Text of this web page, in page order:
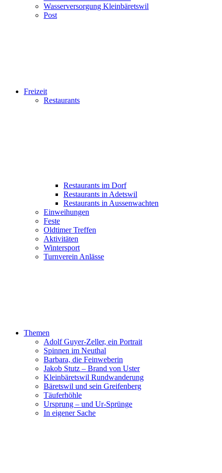
Wasserversorgung Kleinbäretswil
Post
Freizeit
Restaurants
Restaurants im Dorf
Restaurants in Adetswil
Restaurants in Aussenwachten
Einweihungen
Feste
Oldtimer Treffen
Aktivitäten
Wintersport
Turnverein Anlässe
Themen
Adolf Guyer-Zeller, ein Portrait
Spinnen im Neuthal
Barbara, die Feinweberin
Jakob Stutz – Brand von Uster
Kleinbäretswil Rundwanderung
Bäretswil und sein Greifenberg
Täuferhöhle
Ursprung – und Ur-Sprünge
In eigener Sache